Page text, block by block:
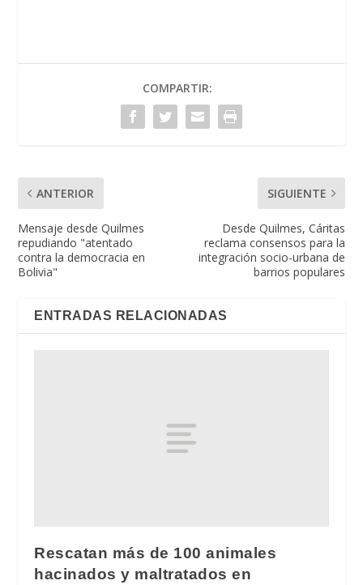
COMPARTIR:
ANTERIOR
Mensaje desde Quilmes
repudiando "atentado
contra la democracia en
Bolivia"
SIGUIENTE
Desde Quilmes, Cáritas
reclama consensos para la
integración socio-urbana de
barrios populares
ENTRADAS RELACIONADAS
Rescatan más de 100 animales
hacinados y maltratados en